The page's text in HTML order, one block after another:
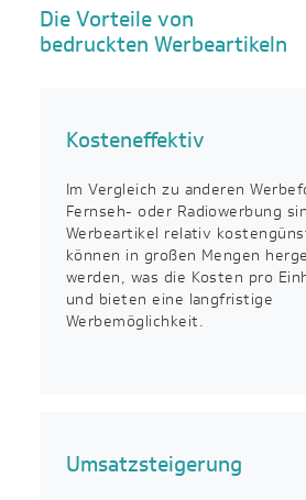
Die Vorteile von
bedruckten Werbeartikeln
Kosteneffektiv
Im Vergleich zu anderen
Fernseh- oder Radiowerbung
Werbeartikel relativ
können in großen Mengen
werden, was die Kosten pro
und bieten eine langfristige
Werbemöglichkeit.
Umsatzsteigerung